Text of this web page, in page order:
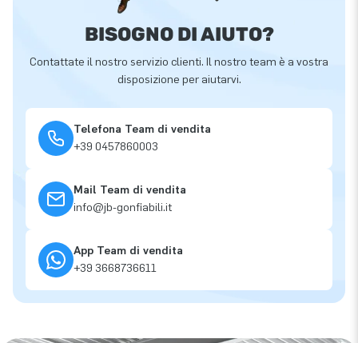
BISOGNO DI AIUTO?
Contattate il nostro servizio clienti. Il nostro team è a vostra
disposizione per aiutarvi.
Telefona Team di vendita
+39 0457860003
Mail Team di vendita
info@jb-gonfiabili.it
App Team di vendita
+39 3668736611